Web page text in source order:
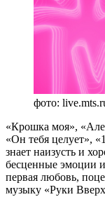
фото:
«Крошка моя»,
«Он тебя целует»,
знает наизусть и
бесценные эмоции
первая любовь,
музыку «Руки